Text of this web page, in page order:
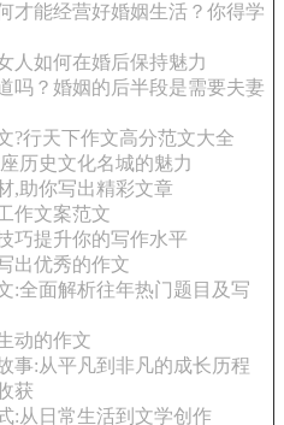
才能经营好婚姻生活？你得学
人如何在婚后保持魅力
吗？婚姻的后半段是需要夫妻
?行天下作文高分范文大全
历史文化名城的魅力
,助你写出精彩文章
作文案范文
巧提升你的写作水平
出优秀的作文
:全面解析往年热门题目及写
动的作文
事:从平凡到非凡的成长历程
获
:从日常生活到文学创作